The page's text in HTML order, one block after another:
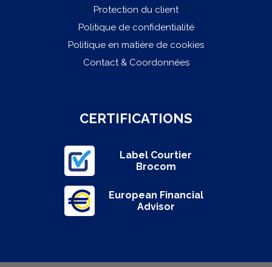
Protection du client
Politique de confidentialité
Politique en matière de cookies
Contact & Coordonnées
CERTIFICATIONS
Label Courtier
Brocom
European Financial
Advisor